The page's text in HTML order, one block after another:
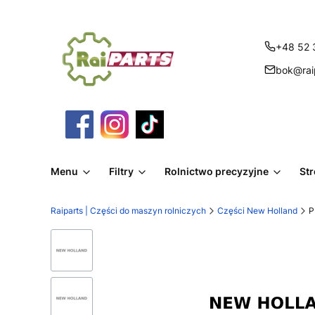
+48 52
Menu Filtry Rolnictwo precyzyjne
Raiparts | Części do maszyn rolniczych Części New Holland